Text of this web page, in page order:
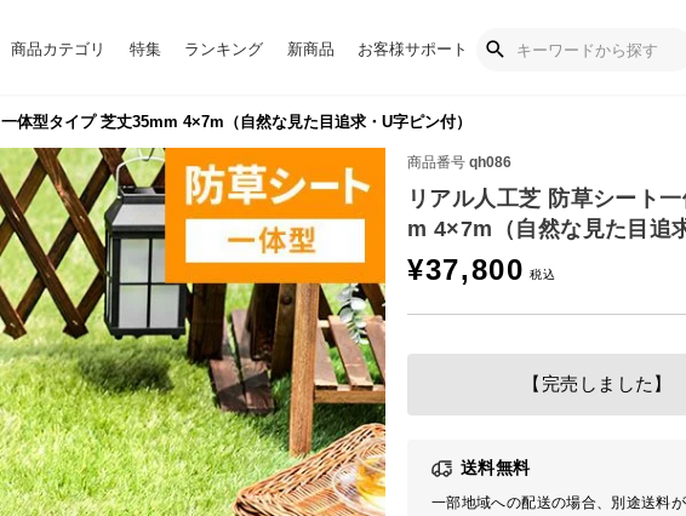
商品カテゴリ 特集 ランキング 新商品 お客様サポート
体型タイプ 芝丈35mm 4×7m（自然な見た目追求・U字ピン付）
商品番号 qh086
リアル人工芝 防草シート
m 4×7m（自然な見た目追
¥37,800
【完売しました】
送料無料
一部地域への配送の場合、別途送料